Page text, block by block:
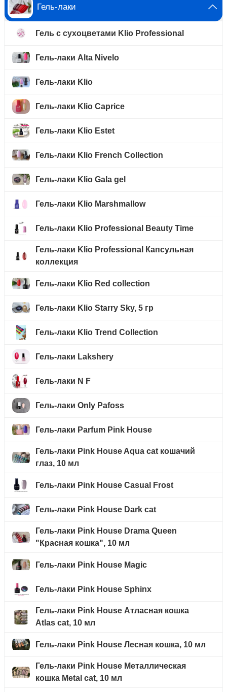
Гель-лаки
Гель с сухоцветами Klio Professional
Гель-лаки Alta Nivelo
Гель-лаки Klio
Гель-лаки Klio Caprice
Гель-лаки Klio Estet
Гель-лаки Klio French Collection
Гель-лаки Klio Gala gel
Гель-лаки Klio Marshmallow
Гель-лаки Klio Professional Beauty Time
Гель-лаки Klio Professional Капсульная
коллекция
Гель-лаки Klio Red collection
Гель-лаки Klio Starry Sky, 5 гр
Гель-лаки Klio Trend Collection
Гель-лаки Lakshery
Гель-лаки N F
Гель-лаки Only Pafoss
Гель-лаки Parfum Pink House
Гель-лаки Pink House Aqua cat кошачий
глаз, 10 мл
Гель-лаки Pink House Casual Frost
Гель-лаки Pink House Dark cat
Гель-лаки Pink House Drama Queen
"Красная кошка", 10 мл
Гель-лаки Pink House Magic
Гель-лаки Pink House Sphinx
Гель-лаки Pink House Атласная кошка
Atlas cat, 10 мл
Гель-лаки Pink House Лесная кошка, 10 мл
Гель-лаки Pink House Металлическая
кошка Metal cat, 10 мл